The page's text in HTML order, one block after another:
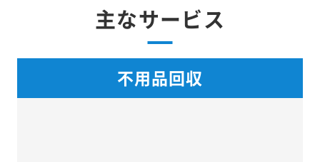
主なサービス
不用品回収